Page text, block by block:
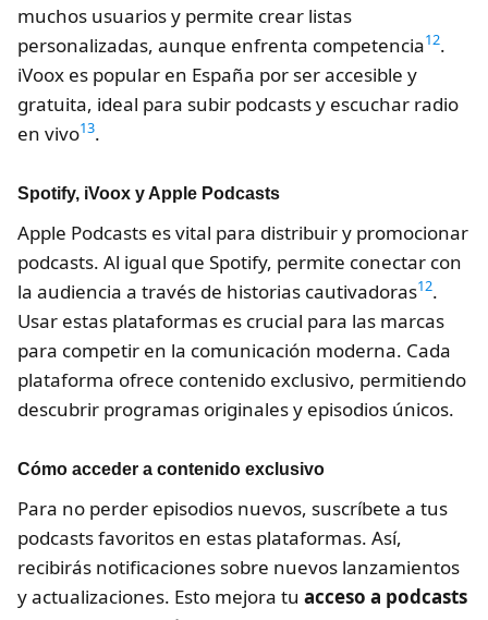
muchos usuarios y permite crear listas
personalizadas, aunque enfrenta competencia12.
iVoox es popular en España por ser accesible y
gratuita, ideal para subir podcasts y escuchar radio
en vivo13.
Spotify, iVoox y Apple Podcasts
Apple Podcasts es vital para distribuir y promocionar
podcasts. Al igual que Spotify, permite conectar con
la audiencia a través de historias cautivadoras12.
Usar estas plataformas es crucial para las marcas
para competir en la comunicación moderna. Cada
plataforma ofrece contenido exclusivo, permitiendo
descubrir programas originales y episodios únicos.
Cómo acceder a contenido exclusivo
Para no perder episodios nuevos, suscríbete a tus
podcasts favoritos en estas plataformas. Así,
recibirás notificaciones sobre nuevos lanzamientos
y actualizaciones. Esto mejora tu acceso a podcasts